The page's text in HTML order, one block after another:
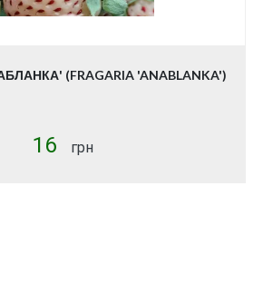
(FRAGARIA 'ANABLANKA')
16 грн